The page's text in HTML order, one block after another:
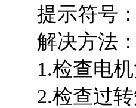
提示符号
解决方法：
1.检查电机
2.检查过转